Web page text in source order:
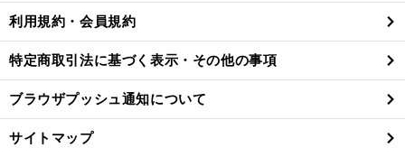
利用規約・会員規約
特定商取引法に基づく表示・その他の事項
ブラウザプッシュ通知について
サイトマップ